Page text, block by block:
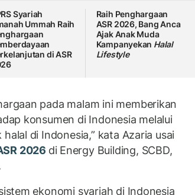
Syariah
Ummah Raih
di ASR
Raih Penghargaan
ASR 2026, Bang Anca
Ajak Anak Muda
Kampanyekan Halal
Lifestyle
pada malam ini memberikan
konsumen di Indonesia melalui
di Indonesia,” kata Azaria usai
2026 di Energy Building, SCBD,
ekonomi syariah di Indonesia